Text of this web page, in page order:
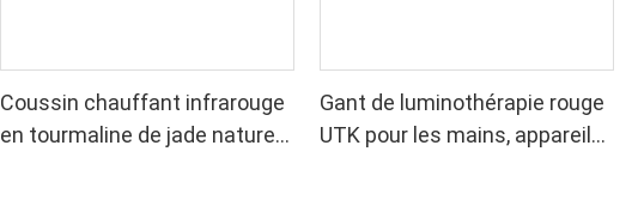
Coussin chauffant infrarouge
en tourmaline de jade naturel
Gant de luminothérapie rouge
UTK pour les mains, appareil